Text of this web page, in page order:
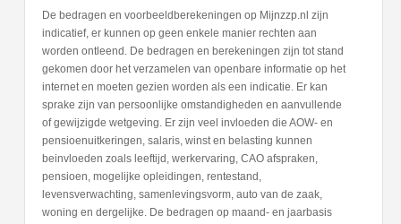
De bedragen en voorbeeldberekeningen op Mijnzzp.nl zijn
indicatief, er kunnen op geen enkele manier rechten aan
worden ontleend. De bedragen en berekeningen zijn tot stand
gekomen door het verzamelen van openbare informatie op het
internet en moeten gezien worden als een indicatie. Er kan
sprake zijn van persoonlijke omstandigheden en aanvullende
of gewijzigde wetgeving. Er zijn veel invloeden die AOW- en
pensioenuitkeringen, salaris, winst en belasting kunnen
beinvloeden zoals leeftijd, werkervaring, CAO afspraken,
pensioen, mogelijke opleidingen, rentestand,
levensverwachting, samenlevingsvorm, auto van de zaak,
woning en dergelijke. De bedragen op maand- en jaarbasis